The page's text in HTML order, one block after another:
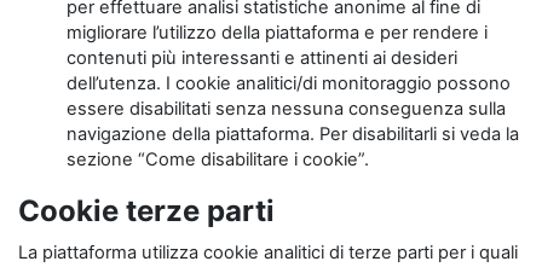
per effettuare analisi statistiche anonime al fine di
migliorare l’utilizzo della piattaforma e per rendere i
contenuti più interessanti e attinenti ai desideri
dell’utenza. I cookie analitici/di monitoraggio possono
essere disabilitati senza nessuna conseguenza sulla
navigazione della piattaforma. Per disabilitarli si veda la
sezione “Come disabilitare i cookie”.
Cookie terze parti
La piattaforma utilizza cookie analitici di terze parti per i quali